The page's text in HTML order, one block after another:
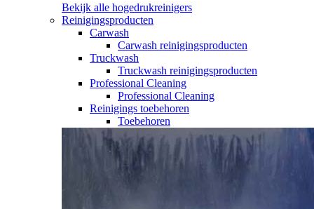
Bekijk alle hogedrukreinigers
Reinigingsproducten
Carwash
Carwash reinigingsproducten
Truckwash
Truckwash reinigingsproducten
Professional Cleaning
Professional Cleaning
Reinigings toebehoren
Toebehoren